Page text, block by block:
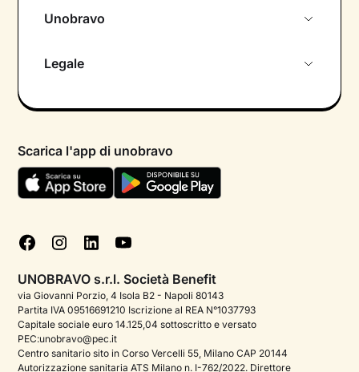
Unobravo
Psicologo in chat
Aiuto urgente
FAQ
Podcast di psicologia
Corporate
Psicologo italiano all'estero
Legale
Termini e condizioni
Informativa Privacy
Cookie policy
Gestisci cookie
Scarica l'app di unobravo
UNOBRAVO s.r.l. Società Benefit
via Giovanni Porzio, 4 Isola B2 - Napoli 80143
Partita IVA 09516691210 Iscrizione al REA N°1037793
Capitale sociale euro 14.125,04 sottoscritto e versato
PEC:unobravo@pec.it
Centro sanitario sito in Corso Vercelli 55, Milano CAP 20144
Autorizzazione sanitaria ATS Milano n. I-762/2022. Direttore